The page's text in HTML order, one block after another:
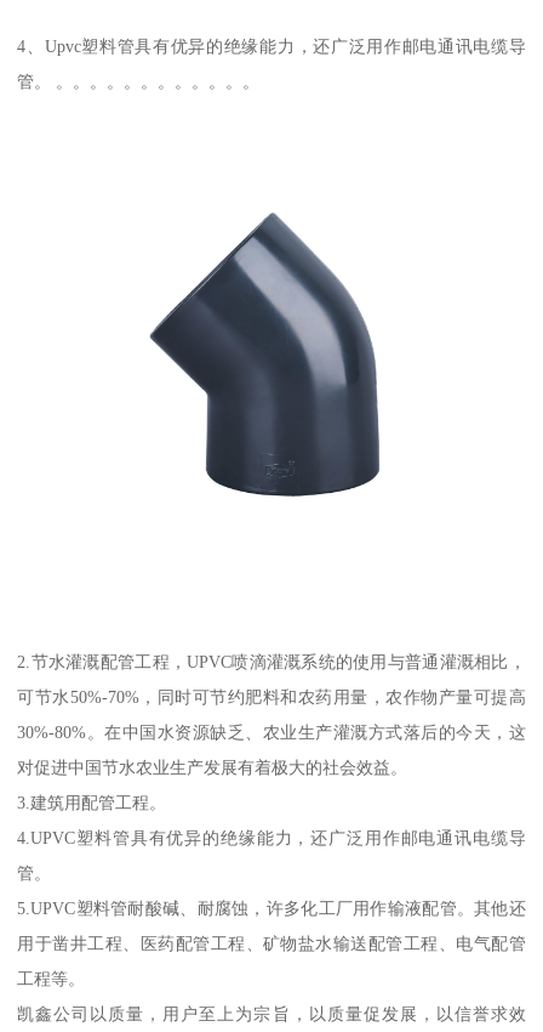
4、Upvc塑料管具有优异的绝缘能力，还广泛用作邮电通讯电缆导
管。 。。。。。。。。。。。。
2.节水灌溉配管工程，UPVC喷滴灌溉系统的使用与普通灌溉相比，
可节水50%-70%，同时可节约肥料和农药用量，农作物产量可提高
30%-80%。在中国水资源缺乏、农业生产灌溉方式落后的今天，这
对促进中国节水农业生产发展有着极大的社会效益。
3.建筑用配管工程。
4.UPVC塑料管具有优异的绝缘能力，还广泛用作邮电通讯电缆导
管。
5.UPVC塑料管耐酸碱、耐腐蚀，许多化工厂用作输液配管。其他还
用于凿井工程、医药配管工程、矿物盐水输送配管工程、电气配管
工程等。
凯鑫公司以质量，用户至上为宗旨，以质量促发展，以信誉求效